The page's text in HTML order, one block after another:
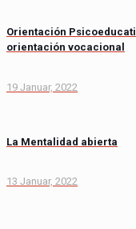
Orientación
orientación vocacional
19 Januar, 2022
La Mentalidad abierta
13 Januar, 2022